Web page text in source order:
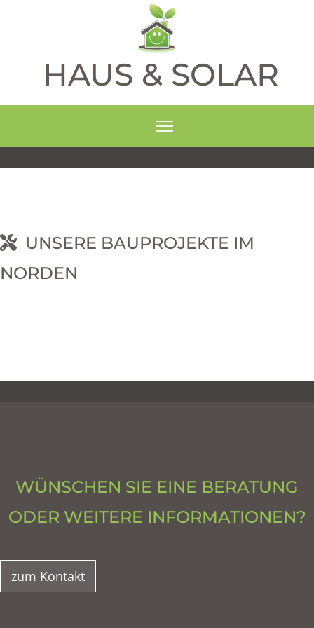
HAUS & SOLAR
UNSERE BAUPROJEKTE IM
NORDEN
WÜNSCHEN SIE EINE BERATUNG
ODER WEITERE INFORMATIONEN?
zum Kontakt